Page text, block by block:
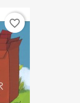
favorite_border